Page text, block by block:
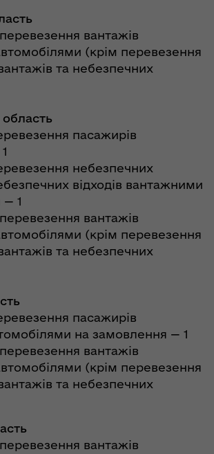
вантажів
(крім перевезення
та небезпечних
пасажирів
небезпечних
відходів вантажними
— 1
вантажів
(крім перевезення
та небезпечних
пасажирів
на замовлення — 1
вантажів
(крім перевезення
та небезпечних
вантажів